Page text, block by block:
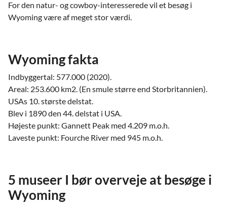
For den natur- og cowboy-interesserede vil et besøg i
Wyoming være af meget stor værdi.
Wyoming fakta
Indbyggertal: 577.000 (2020).
Areal: 253.600 km2. (En smule større end Storbritannien).
USAs 10. største delstat.
Blev i 1890 den 44. delstat i USA.
Højeste punkt: Gannett Peak med 4.209 m.o.h.
Laveste punkt: Fourche River med 945 m.o.h.
5 museer I bør overveje at besøge i
Wyoming